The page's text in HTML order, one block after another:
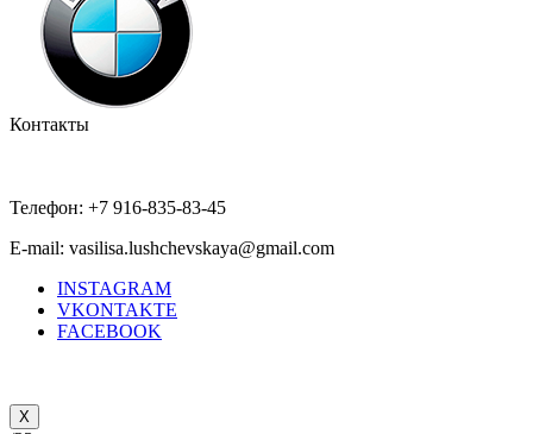
Контакты
Телефон: +7 916-835-83-45
E-mail: vasilisa.lushchevskaya@gmail.com
INSTAGRAM
VKONTAKTE
FACEBOOK
X